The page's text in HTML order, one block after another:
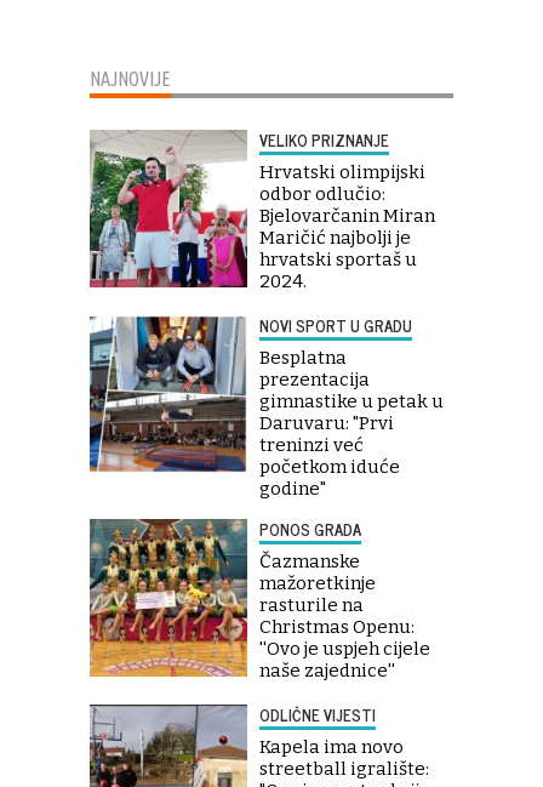
NAJNOVIJE
VELIKO PRIZNANJE
Hrvatski olimpijski
odbor odlučio:
Bjelovarčanin Miran
Maričić najbolji je
hrvatski sportaš u
2024.
NOVI SPORT U GRADU
Besplatna
prezentacija
gimnastike u petak u
Daruvaru: "Prvi
treninzi već
početkom iduće
godine"
PONOS GRADA
Čazmanske
mažoretkinje
rasturile na
Christmas Openu:
''Ovo je uspjeh cijele
naše zajednice''
ODLIČNE VIJESTI
Kapela ima novo
streetball igralište: